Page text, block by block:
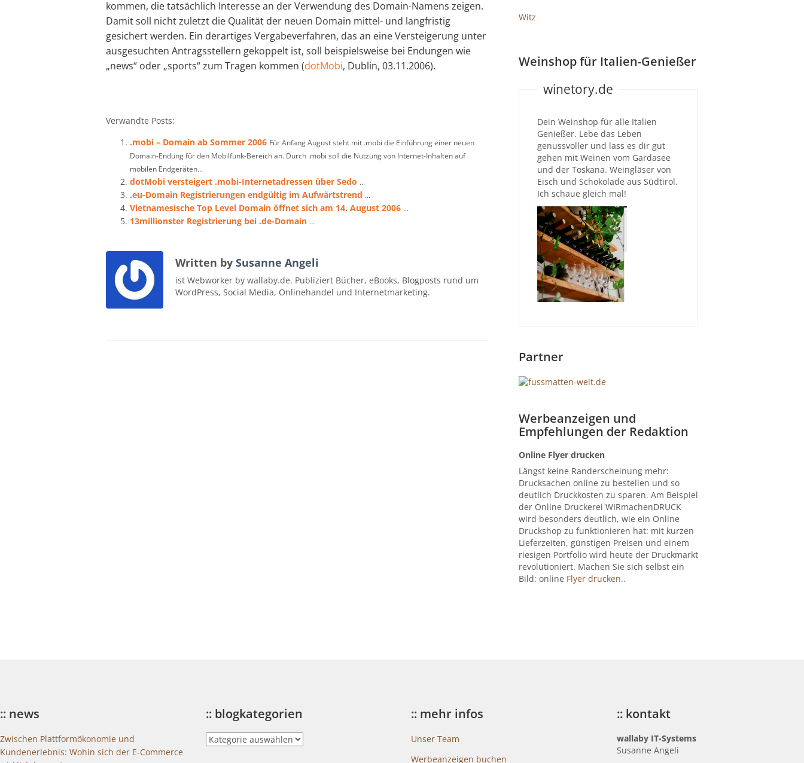
kommen, die tatsächlich Interesse an der Verwendung des Domain-Namens zeigen.
Damit soll nicht zuletzt die Qualität der neuen Domain mittel- und langfristig
gesichert werden. Ein derartiges Vergabeverfahren, das an eine Versteigerung unter
ausgesuchten Antragsstellern gekoppelt ist, soll beispielsweise bei Endungen wie
„news“ oder „sports“ zum Tragen kommen (dotMobi, Dublin, 03.11.2006).
Verwandte Posts:
.mobi – Domain ab Sommer 2006 Für Anfang August steht mit .mobi die Einführung einer neuen
Domain-Endung für den Mobilfunk-Bereich an. Durch .mobi soll die Nutzung von Internet-Inhalten auf
mobilen Endgeräten...
dotMobi versteigert .mobi-Internetadressen über Sedo ...
.eu-Domain Registrierungen endgültig im Aufwärtstrend ...
Vietnamesische Top Level Domain öffnet sich am 14. August 2006 ...
13millionster Registrierung bei .de-Domain ...
Written by Susanne Angeli
ist Webworker by wallaby.de. Publiziert Bücher, eBooks, Blogposts rund um
WordPress, Social Media, Onlinehandel und Internetmarketing.
Witz
Weinshop für Italien-Genießer
winetory.de
Dein Weinshop für alle Italien
Genießer. Lebe das Leben
genussvoller und lass es dir gut
gehen mit Weinen vom Gardasee
und der Toskana. Weingläser von
Eisch und Schokolade aus Südtirol.
Ich schaue gleich mal!
Partner
Werbeanzeigen und
Empfehlungen der Redaktion
Online Flyer drucken
Längst keine Randerscheinung mehr:
Drucksachen online zu bestellen und so
deutlich Druckkosten zu sparen. Am Beispiel
der Online Druckerei WIRmachenDRUCK
wird besonders deutlich, wie ein Online
Druckshop zu funktionieren hat: mit kurzen
Lieferzeiten, günstigen Preisen und einem
riesigen Portfolio wird heute der Druckmarkt
revolutioniert. Machen Sie sich selbst ein
Bild: online Flyer drucken..
:: news
Zwischen Plattformökonomie und
Kundenerlebnis: Wohin sich der E-Commerce
:: blogkategorien
::
blogkategorien
:: mehr infos
Unser Team
Werbeanzeigen buchen
:: kontakt
wallaby IT-Systems
Susanne Angeli